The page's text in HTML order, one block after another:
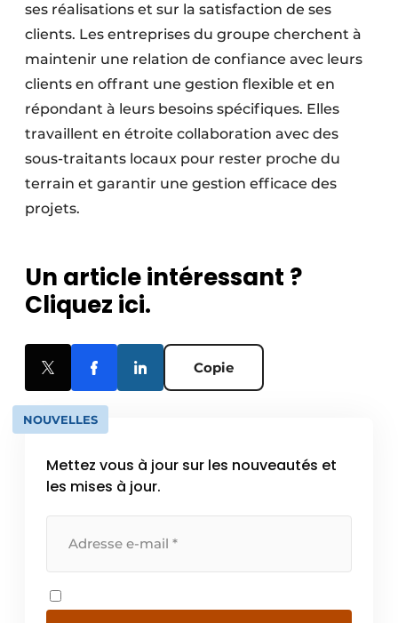
ses réalisations et sur la satis­faction de ses
clients. Les entre­prises du groupe cherchent à
maintenir une relation de confiance avec leurs
clients en offrant une gestion flexible et en
répondant à leurs besoins spéci­fiques. Elles
travaillent en étroite collaboration avec des
sous-traitants locaux pour rester proche du
terrain et garantir une gestion efficace des
projets.
Un article intéressant ?
Cliquez ici.
Copie
NOUVELLES
Mettez vous à jour sur les nouveautés et
les mises à jour.